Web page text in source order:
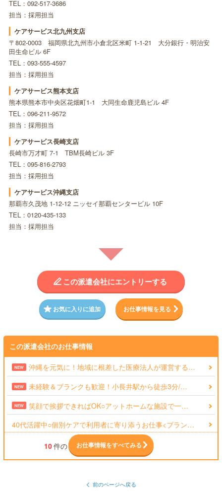
TEL：092-517-3686
担当：採用担当
ケアサービス北九州支店
〒802-0003 福岡県北九州市小倉北区米町 1-1-21 大分銀行・明治安
田生命ビル 6F
TEL：093-555-4597
担当：採用担当
ケアサービス熊本支店
熊本県熊本市中央区花畑町1-1 大同生命鹿児島ビル 4F
TEL：096-211-9572
担当：採用担当
ケアサービス長崎支店
長崎市万才町 7-1 TBM長崎ビル 3F
TEL：095-816-2793
担当：採用担当
ケアサービス沖縄支店
那覇市久茂地 1-12-12 ニッセイ那覇センタービル 10F
TEL：0120-435-133
担当：採用担当
この派遣会社にエントリーする
お気に入りに追加 お仕事情報を見る
この派遣会社のお仕事情報
NEW 沖縄を元気に！地域に根差した医療法人が運営する…
NEW 未経験＆ブランクも歓迎！小長井駅から徒歩3分/…
NEW
笑顔で挨拶できればOK○アットホームな施設で一…
40代活躍中○個別ケアで利用者に寄り添うお仕事<ブラン…
10件の お仕事情報をすべてみる
前のページへ戻る